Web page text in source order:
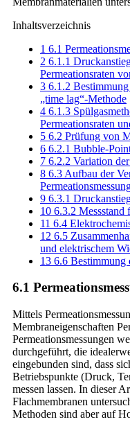
Inhaltsverzeichnis
1 6.1
2 6.1.1
Permeationsraten
3 6.1.2
„time lag“-Methode
4 6.1.3
Permeationsraten
5 6.2 Prüfung von
6 6.2.1 Bubble-
7 6.2.2 Variation
8 6.3 Aufbau der
9 6.3.1
10 6.3.2 Messstand
11 6.4
12 6.5
und elektrischem
13 6.6 Bestimmung
6.1
Mittels
Membraneigenschaften
Permeationsmessungen
durchgeführt, die
eingebunden sind, dass
Betriebspunkte (Druck,
messen lassen. In dieser
Flachmembranen
Methoden sind aber auf